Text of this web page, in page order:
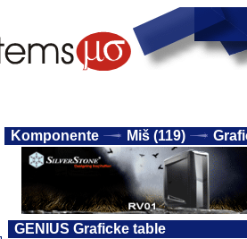
Komponente Miš (119)
GENIUS Graficke table